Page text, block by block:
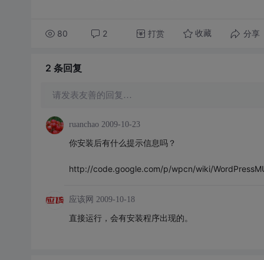
80 2 打赏 收藏 分享
2 条回复
请发表友善的回复…
ruanchao 2009-10-23
你安装后有什么提示信息吗？
http://code.google.com/p/wpcn/wiki/
应该网 2009-10-18
直接运行，会有安装程序出现的。